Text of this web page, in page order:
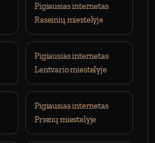
Pigiausias internetas
Raseinių miestelyje
Pigiausias internetas
Lentvario miestelyje
Pigiausias internetas
Prienų miestelyje